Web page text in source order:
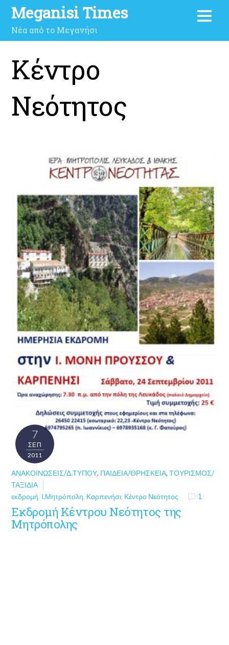
Meganisi Times
Νέα από το Μεγανήσι
Κέντρο
Νεότητος
7
ΣΕΠ
2011
ΑΝΑΚΟΙΝΏΣΕΙΣ/Δ.ΤΎΠΟΥ, ΠΑΙΔΕΊΑ/ΘΡΗΣΚΕΊΑ,ΤΟΥΡΙΣΜΌΣ/
ΤΑΞΊΔΙΑ
εκδρομή, Ι.Μητρόπολη, Καρπενήσι, Κέντρο Νεότητος 1
Εκδρομή Κέντρου Νεότητος της
Μητρόπολης